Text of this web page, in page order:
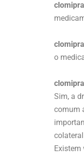
o
Sim, a
comum